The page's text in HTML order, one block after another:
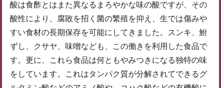
酸は食酢とはまた異なるまろやかな味の酸ですが、その
酸性により、腐敗を招く菌の繁殖を抑え、生では傷みや
すい食材の長期保存を可能にしてきました。スンキ、鮒
ずし、クサヤ、味噌なども、この働きを利用した食品で
す。更に、これら食品は何ともやみつきになる独特の味
をしています。これはタンパク質が分解されてできるグ